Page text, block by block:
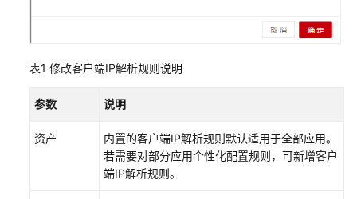
中
资
表1 修改客户端IP解析规则说明
参数 说明
资产
内置的客户端IP解析规则默认适用于全部应用。
若需要对部分应用个性化配置规则，可新增客户
端IP解析规则。